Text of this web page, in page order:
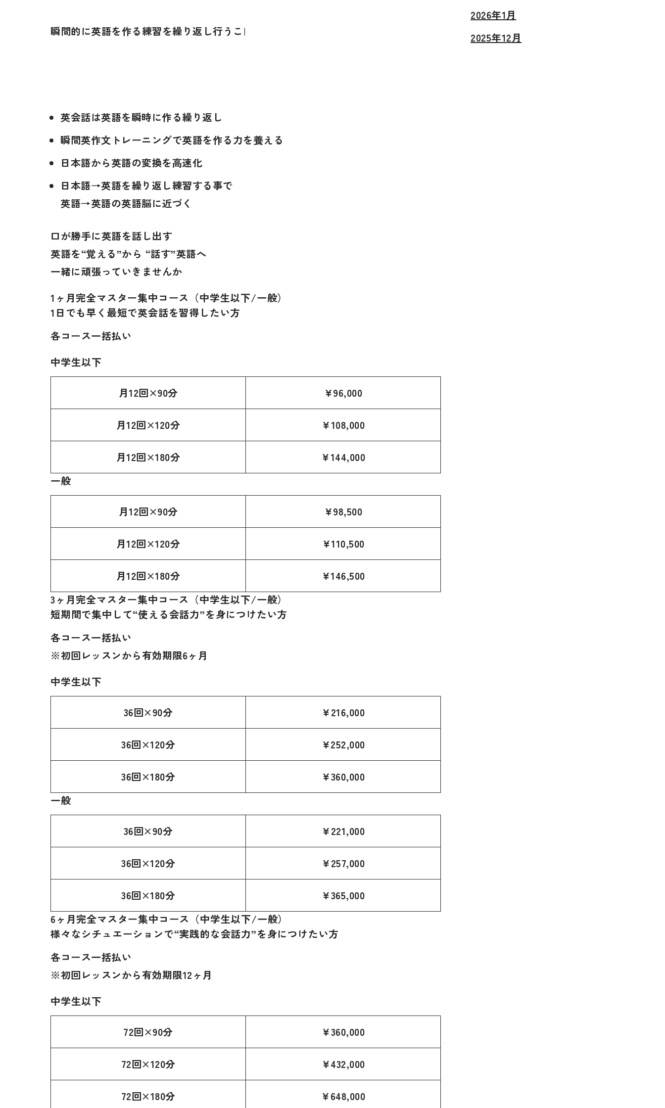
瞬間的に英語を作る練習を繰り返し行うことで、</
英会話は英語を瞬時に作る繰り返し
瞬間英作文トレーニングで英語を作る力を養える
日本語から英語の変換を高速化
日本語→英語を繰り返し練習する事で
英語→英語の英語脳に近づく
口が勝手に英語を話し出す
英語を“覚える”から “話す”英語へ
一緒に頑張っていきませんか
1ヶ月完全マスター集中コース（中学生以下/一般）
1日でも早く最短で英会話を習得したい方
各コース一括払い
中学生以下
月12回×90分 ¥96,000
月12回×120分 ¥108,000
月12回×180分
¥144,000
一般
月12回×90分 ¥98,500
月12回×120分 ¥110,500
月12回×180分
¥146,500
3ヶ月完全マスター集中コース（中学生以下/一般）
短期間で集中して“使える会話力”を身につけたい方
各コース一括払い
※初回レッスンから有効期限6ヶ月
中学生以下
36回×90分 ¥216,000
36回×120分 ¥252,000
36回×180分
¥360,000
一般
36回×90分 ¥221,000
36回×120分 ¥257,000
36回×180分 ¥365,000
6ヶ月完全マスター集中コース（中学生以下/一般）
様々なシチュエーションで“実践的な会話力”を身につけたい方
各コース一括払い
※初回レッスンから有効期限12ヶ月
中学生以下
72回×90分 ¥360,000
72回×120分 ¥432,000
72回×180分 ¥648,000
2026年1月
2025年12月